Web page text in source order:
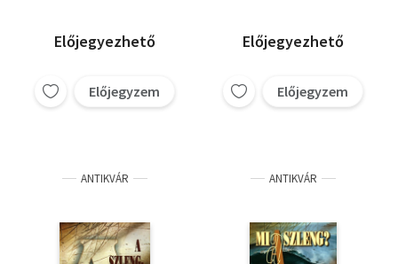
Előjegyezhető
Előjegyzem
Előjegyezhető
Előjegyzem
ANTIKVÁR ANTIKVÁR